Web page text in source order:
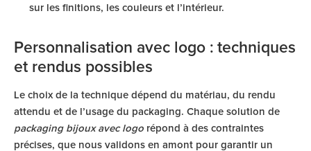
sur les finitions, les couleurs et l’intérieur.
Personnalisation avec logo : techniques
et rendus possibles
Le choix de la technique dépend du matériau, du rendu
attendu et de l’usage du packaging. Chaque solution de
packaging bijoux avec logo répond à des contraintes
précises, que nous validons en amont pour garantir un